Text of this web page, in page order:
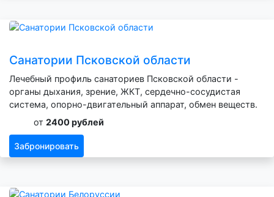
Санатории Псковской области
Лечебный профиль санаториев Псковской области -
органы дыхания, зрение, ЖКТ, сердечно-сосудистая
система, опорно-двигательный аппарат, обмен веществ.
от 2400 рублей
Забронировать